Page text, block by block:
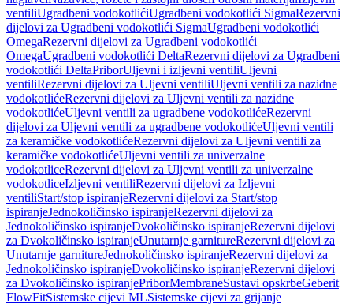
ventiliUgradbeni vodokotlićiUgradbeni vodokotlići SigmaRezervni
dijelovi za Ugradbeni vodokotlići SigmaUgradbeni vodokotlići
OmegaRezervni dijelovi za Ugradbeni vodokotlići
OmegaUgradbeni vodokotlići DeltaRezervni dijelovi za Ugradbeni
vodokotlići DeltaPriborUljevni i izljevni ventiliUljevni
ventiliRezervni dijelovi za Uljevni ventiliUljevni ventili za nazidne
vodokotlićeRezervni dijelovi za Uljevni ventili za nazidne
vodokotlićeUljevni ventili za ugradbene vodokotlićeRezervni
dijelovi za Uljevni ventili za ugradbene vodokotlićeUljevni ventili
za keramičke vodokotlićeRezervni dijelovi za Uljevni ventili za
keramičke vodokotlićeUljevni ventili za univerzalne
vodokotliceRezervni dijelovi za Uljevni ventili za univerzalne
vodokotliceIzljevni ventiliRezervni dijelovi za Izljevni
ventiliStart/stop ispiranjeRezervni dijelovi za Start/stop
ispiranjeJednokoličinsko ispiranjeRezervni dijelovi za
Jednokoličinsko ispiranjeDvokoličinsko ispiranjeRezervni dijelovi
za Dvokoličinsko ispiranjeUnutarnje garnitureRezervni dijelovi za
Unutarnje garnitureJednokoličinsko ispiranjeRezervni dijelovi za
Jednokoličinsko ispiranjeDvokoličinsko ispiranjeRezervni dijelovi
za Dvokoličinsko ispiranjePriborMembraneSustavi opskrbeGeberit
FlowFitSistemske cijevi MLSistemske cijevi za grijanje